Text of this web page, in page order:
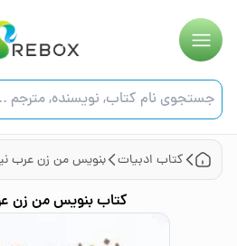
کتاب ادبیات بنویس من زن عرب
کتاببنویس من زن